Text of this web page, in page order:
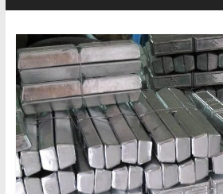
–
Precio
de
Chatarra
Directorio